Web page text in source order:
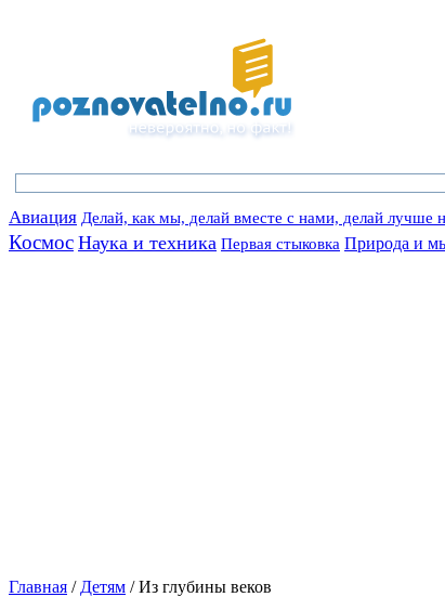
Авиация Делай, как мы, делай вместе с нами, делай лучше
Космос Наука и техника Первая стыковка Природа и
Главная / Детям /Из глубины веков